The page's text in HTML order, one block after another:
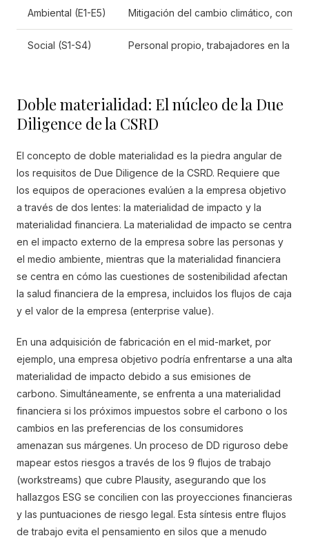
Ambiental (E1-E5) Mitigación del cambio climático,
Social (S1-S4) Personal propio, trabajadores en la
Doble materialidad: El núcleo de la Due
Diligence de la CSRD
El concepto de doble materialidad es la piedra angular de
los requisitos de Due Diligence de la CSRD. Requiere que
los equipos de operaciones evalúen a la empresa objetivo
a través de dos lentes: la materialidad de impacto y la
materialidad financiera. La materialidad de impacto se centra
en el impacto externo de la empresa sobre las personas y
el medio ambiente, mientras que la materialidad financiera
se centra en cómo las cuestiones de sostenibilidad afectan
la salud financiera de la empresa, incluidos los flujos de caja
y el valor de la empresa (enterprise value).
En una adquisición de fabricación en el mid-market, por
ejemplo, una empresa objetivo podría enfrentarse a una alta
materialidad de impacto debido a sus emisiones de
carbono. Simultáneamente, se enfrenta a una materialidad
financiera si los próximos impuestos sobre el carbono o los
cambios en las preferencias de los consumidores
amenazan sus márgenes. Un proceso de DD riguroso debe
mapear estos riesgos a través de los 9 flujos de trabajo
(workstreams) que cubre Plausity, asegurando que los
hallazgos ESG se concilien con las proyecciones financieras
y las puntuaciones de riesgo legal. Esta síntesis entre flujos
de trabajo evita el pensamiento en silos que a menudo